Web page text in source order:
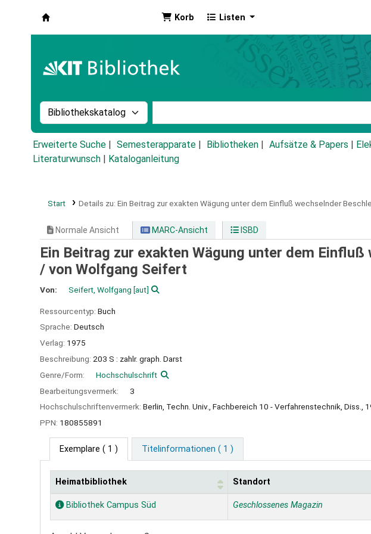
Korb Listen
Suche im Katalog nach:
Erweiterte Suche Semesterapparate Bibliotheken Aufsätze & Papers
Literaturwunsch
Kataloganleitung
Start Details zu: Ein Beitrag zur exakten Wägung unter dem Einfluß wechselnder
Normale Ansicht MARC-Ansicht ISBD
Ein Beitrag zur exakten Wägung unter dem
/ von Wolfgang Seifert
Von: Seifert, Wolfgang [aut]
Ressourcentyp: Buch
Sprache: Deutsch
Verlag: 1975
Beschreibung: 203 S : zahlr. graph. Darst
Genre/Form:
Hochschulschrift
Bearbeitungsvermerk:
3
Hochschulschriftenvermerk: Berlin, Techn. Univ., Fachbereich 10 - Verfahrenstechnik, Diss.,
PPN: 180855891
Exemplare ( 1 ) Titelinformationen ( 1 )
Exemplare
Heimatbibliothek Standort
Bibliothek Campus Süd Geschlossenes Magazin